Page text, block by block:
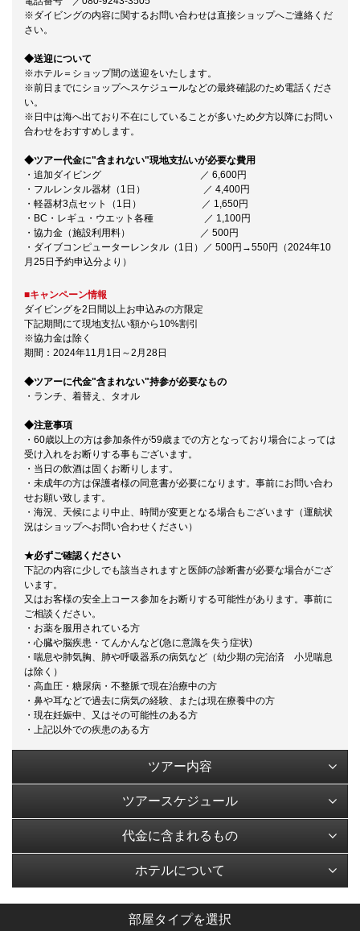
※ダイビングの内容に関するお問い合わせは直接ショップへご連絡くだ
さい。
◆送迎について
※ホテル＝ショップ間の送迎をいたします。
※前日までにショップへスケジュールなどの最終確認のため電話くださ
い。
※日中は海へ出ており不在にしていることが多いため夕方以降にお問い
合わせをおすすめします。
◆ツアー代金に"含まれない"現地支払いが必要な費用
・追加ダイビング ／ 6,600円
・フルレンタル器材（1日） ／ 4,400円
・軽器材3点セット（1日） ／ 1,650円
・BC・レギュ・ウエット各種 ／ 1,100円
・協力金（施設利用料） ／ 500円
・ダイブコンピューターレンタル（1日）／ 500円→550円（2024年10
月25日予約申込分より）
■キャンペーン情報
ダイビングを2日間以上お申込みの方限定
下記期間にて現地支払い額から10%割引
※協力金は除く
期間：2024年11月1日～2月28日
◆ツアーに代金"含まれない"持参が必要なもの
・ランチ、着替え、タオル
◆注意事項
・60歳以上の方は参加条件が59歳までの方となっており場合によっては
受け入れをお断りする事もございます。
・当日の飲酒は固くお断りします。
・未成年の方は保護者様の同意書が必要になります。事前にお問い合わ
せお願い致します。
・海況、天候により中止、時間が変更となる場合もございます（運航状
況はショップへお問い合わせください）
★必ずご確認ください
下記の内容に少しでも該当されますと医師の診断書が必要な場合がござ
います。
又はお客様の安全上コース参加をお断りする可能性があります。事前に
ご相談ください。
・お薬を服用されている方
・心臓や脳疾患・てんかんなど(急に意識を失う症状)
・喘息や肺気胸、肺や呼吸器系の病気など（幼少期の完治済 小児喘息
は除く）
・高血圧・糖尿病・不整脈で現在治療中の方
・鼻や耳などで過去に病気の経験、または現在療養中の方
・現在妊娠中、又はその可能性のある方
・上記以外での疾患のある方
ツアー内容
ツアースケジュール
代金に含まれるもの
ホテルについて
部屋タイプを選択